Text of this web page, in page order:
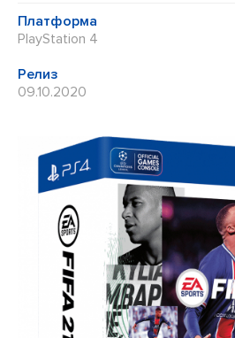
Платформа
PlayStation 4
Релиз
09.10.2020